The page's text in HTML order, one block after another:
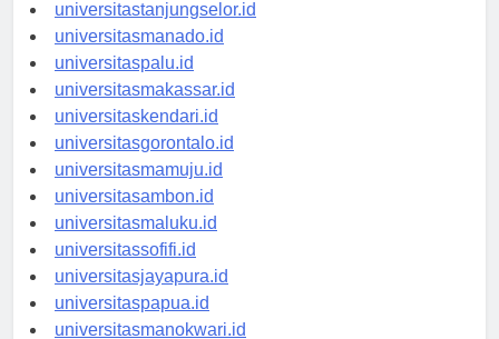
universitastanjungselor.id
universitasmanado.id
universitaspalu.id
universitasmakassar.id
universitaskendari.id
universitasgorontalo.id
universitasmamuju.id
universitasambon.id
universitasmaluku.id
universitassofifi.id
universitasjayapura.id
universitaspapua.id